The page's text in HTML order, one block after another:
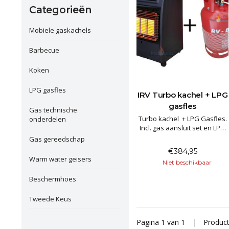
Categorieën
Mobiele gaskachels
Barbecue
Koken
LPG gasfles
Gas technische
onderdelen
Gas gereedschap
Warm water geisers
Beschermhoes
Tweede Keus
IRV Turbo kachel + LPG
gasfles
Turbo kachel + LPG Gasfles.
Incl. gas aansluit set en LPG
vullen bij het tankstation.
Garantie: 2 Jaar.
€384,95
Niet beschikbaar
Pagina 1 van 1 |